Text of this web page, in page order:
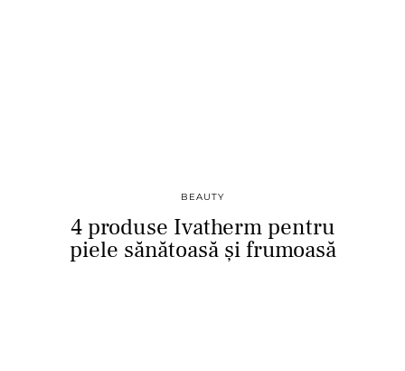
BEAUTY
4 produse Ivatherm pentru
piele sănătoasă și frumoasă